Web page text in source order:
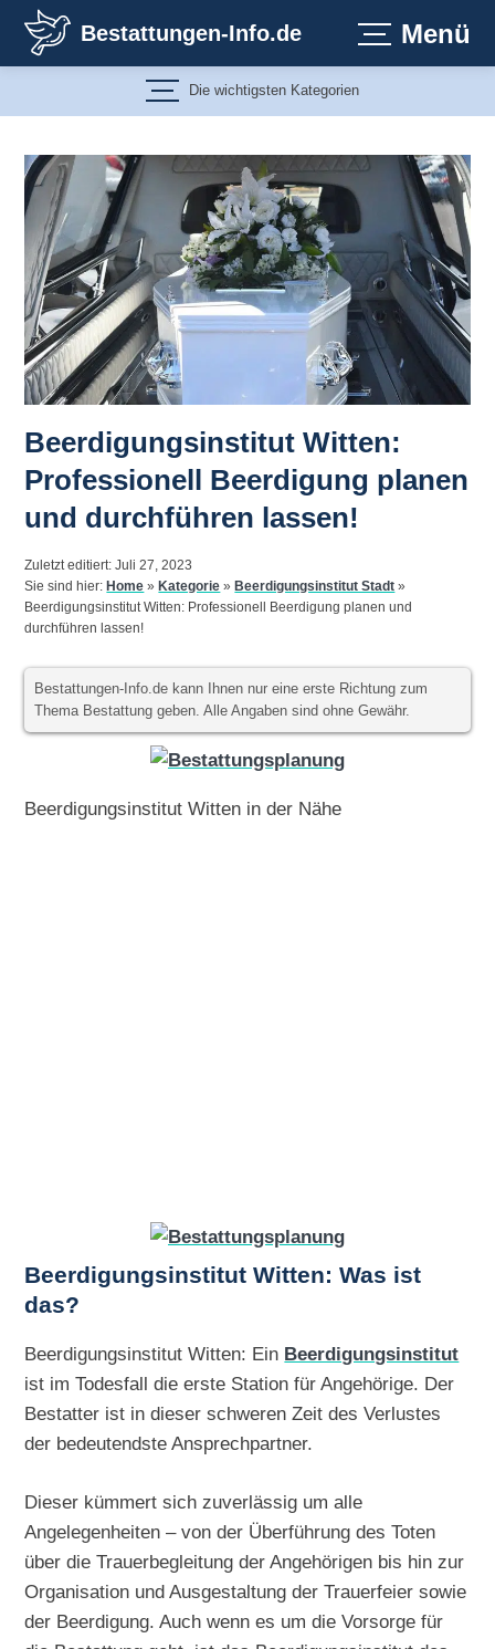
Inhalt
springen
Bestattungen-Info.de Menü
Die wichtigsten Kategorien
Beerdigungsinstitut Witten:
Professionell Beerdigung planen
und durchführen lassen!
Zuletzt editiert: Juli 27, 2023
Sie sind hier: Home » Kategorie » Beerdigungsinstitut Stadt »
Beerdigungsinstitut Witten: Professionell Beerdigung planen und
durchführen lassen!
Bestattungen-Info.de kann Ihnen nur eine erste Richtung zum
Thema Bestattung geben. Alle Angaben sind ohne Gewähr.
Beerdigungsinstitut Witten in der Nähe
Beerdigungsinstitut Witten: Was ist
das?
Beerdigungsinstitut Witten: Ein Beerdigungsinstitut
ist im Todesfall die erste Station für Angehörige. Der
Bestatter ist in dieser schweren Zeit des Verlustes
der bedeutendste Ansprechpartner.
Dieser kümmert sich zuverlässig um alle
Angelegenheiten – von der Überführung des Toten
über die Trauerbegleitung der Angehörigen bis hin zur
Organisation und Ausgestaltung der Trauerfeier sowie
der Beerdigung. Auch wenn es um die Vorsorge für